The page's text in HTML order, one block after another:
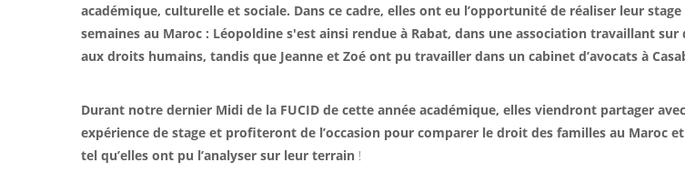
académique, culturelle et sociale. Dans ce cadre, elles ont eu l’opportunité de réaliser leur
semaines au Maroc : Léopoldine s'est ainsi rendue à Rabat, dans une association travaillant sur
aux droits humains, tandis que Jeanne et Zoé ont pu travailler dans un cabinet d’avocats à
Durant notre dernier Midi de la FUCID de cette année académique, elles viendront partager
expérience de stage et profiteront de l’occasion pour comparer le droit des familles au Maroc
tel qu’elles ont pu l’analyser sur leur terrain !